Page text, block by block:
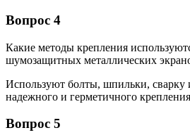
Вопрос 4
Какие методы крепления
шумозащитных металлических
Используют болты, шпильки,
надежного и герметичного
Вопрос 5